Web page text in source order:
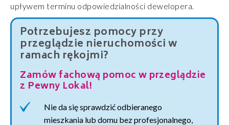
upływem terminu odpowiedzialności dewelopera.
Potrzebujesz pomocy przy
przeglądzie nieruchomości w
ramach rękojmi?
Zamów fachową pomoc w przeglądzie
z Pewny Lokal!
Nie da się sprawdzić odbieranego
mieszkania lub domu bez profesjonalnego,